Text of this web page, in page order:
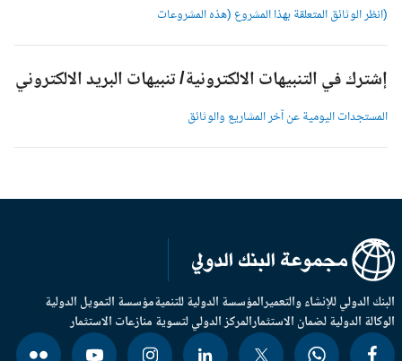
(انظر الوثائق المتعلقة بهذا المشروع (هذه المشروعات
إشترك في التنبيهات الالكترونية/ تنبيهات البريد الالكتروني
المستجدات اليومية عن آخر المشاريع والوثائق
الدولي للإنشاء والتعميرالمؤسسة الدولية للتنميةمؤسسة التمويل الدولية
الدولية لضمان الاستثمارالمركز الدولي لتسوية منازعات الاستثمار